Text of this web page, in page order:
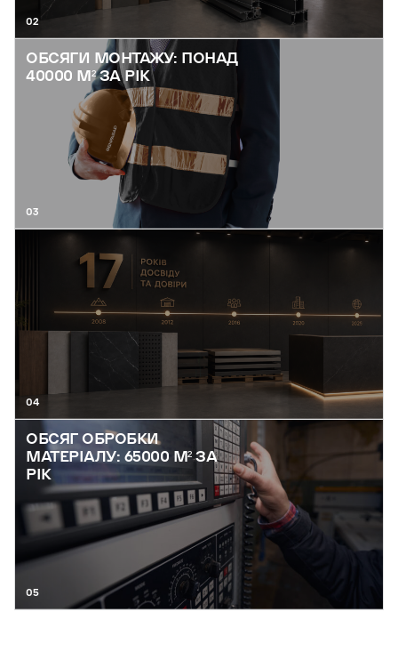
02
ОБСЯГИ МОНТАЖУ: ПОНАД
40000 М² ЗА РІК
03
04
ОБСЯГ ОБРОБКИ
МАТЕРІАЛУ: 65000 М² ЗА
РІК
05